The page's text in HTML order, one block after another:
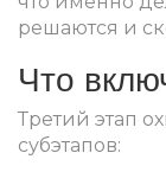
решаются и
Что
Третий этап
субэтапов: